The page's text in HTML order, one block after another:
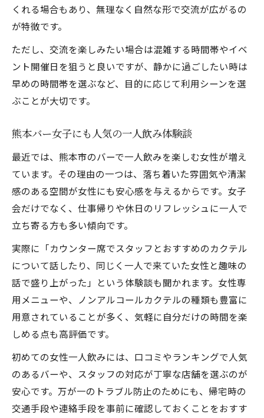
くれる場合もあり、無理なく自然な形で交流が広がるの
が特徴です。
ただし、交流を楽しみたい場合は混雑する時間帯やイベ
ント開催日を狙うと良いですが、静かに過ごしたい時は
早めの時間帯を選ぶなど、目的に応じて利用シーンを選
ぶことが大切です。
熊本バー女子にも人気の一人飲み体験談
最近では、熊本市のバーで一人飲みを楽しむ女性が増え
ています。その理由の一つは、落ち着いた雰囲気や清潔
感のある空間が女性にも安心感を与えるからです。女子
会だけでなく、仕事帰りや休日のリフレッシュに一人で
立ち寄る方も多い傾向です。
実際に「カウンター席でスタッフとおすすめのカクテル
について話したり、同じく一人で来ていた女性と趣味の
話で盛り上がった」という体験談も聞かれます。女性専
用メニューや、ノンアルコールカクテルの種類も豊富に
用意されていることが多く、気軽に自分だけの時間を楽
しめる点も高評価です。
初めての女性一人飲みには、口コミやランキングで人気
のあるバーや、スタッフの対応が丁寧な店舗を選ぶのが
安心です。万が一のトラブル防止のためにも、帰宅時の
交通手段や連絡手段を事前に確認しておくことをおすす